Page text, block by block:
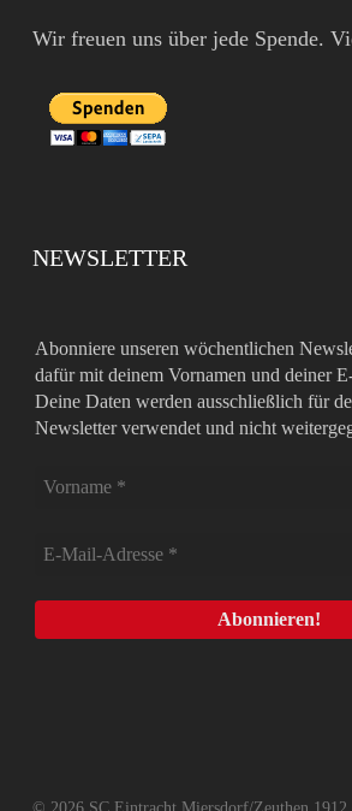
Wir freuen uns über jede Spende.
NEWSLETTER
Abonniere unseren wöchentlichen
dafür mit deinem Vornamen und deiner
Deine Daten werden ausschließlich für
Newsletter verwendet und nicht